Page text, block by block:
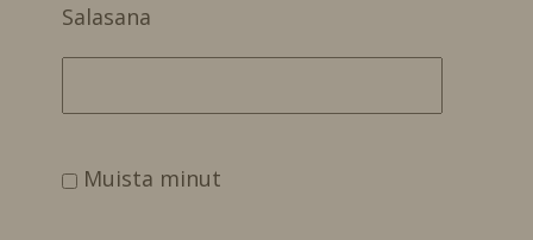
Salasana
Muista minut